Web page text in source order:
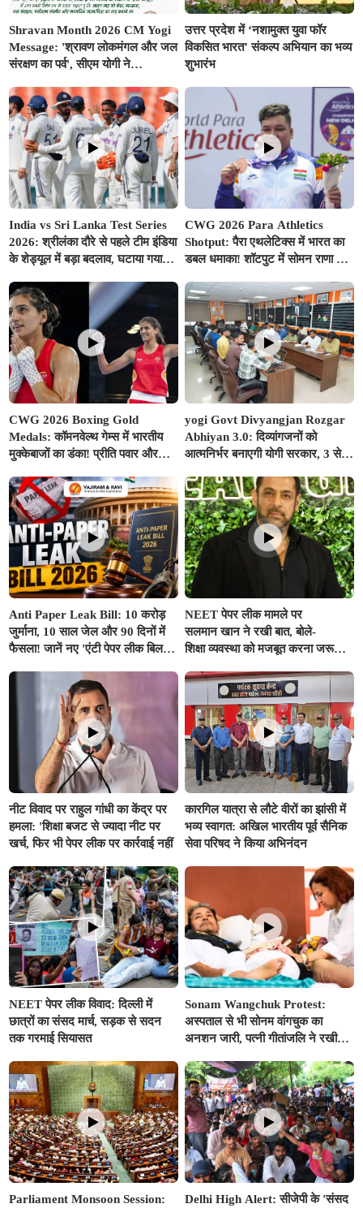
Shravan Month 2026 CM Yogi
Message: 'श्रावण लोकमंगल और जल
संरक्षण का पर्व', सीएम योगी ने
संदेश
उत्तर प्रदेश में ‘नशामुक्त युवा फॉर
विकसित भारत’ संकल्प अभियान का भव्य
शुभारंभ
India vs Sri Lanka Test Series
2026: श्रीलंका दौरे से पहले टीम इंडिया
के शेड्यूल में बड़ा बदलाव, घटाया गया
पर आई अच्छी खबर
CWG 2026 Para Athletics
Shotput: पैरा एथलेटिक्स में भारत का
डबल धमाका! शॉटपुट में सोमन राणा ने
सिल्वर
CWG 2026 Boxing Gold
Medals: कॉमनवेल्थ गेम्स में भारतीय
मुक्केबाजों का डंका! प्रीति पवार और
पदक
yogi Govt Divyangjan Rozgar
Abhiyan 3.0: दिव्यांगजनों को
आत्मनिर्भर बनाएगी योगी सरकार, 3 से
रोजगार शिविर
Anti Paper Leak Bill: 10 करोड़
जुर्माना, 10 साल जेल और 90 दिनों में
फैसला! जानें नए 'एंटी पेपर लीक बिल' से
NEET पेपर लीक मामले पर
सलमान खान ने रखी बात, बोले-
शिक्षा व्यवस्था को मजबूत करना जरूरी,
नीट विवाद पर राहुल गांधी का केंद्र पर
हमला: 'शिक्षा बजट से ज्यादा नीट पर
खर्च, फिर भी पेपर लीक पर कार्रवाई नहीं
कारगिल यात्रा से लौटे वीरों का झांसी में
भव्य स्वागत: अखिल भारतीय पूर्व सैनिक
सेवा परिषद ने किया अभिनंदन
NEET पेपर लीक विवाद: दिल्ली में
छात्रों का संसद मार्च, सड़क से सदन
तक गरमाई सियासत
Sonam Wangchuk Protest:
अस्पताल से भी सोनम वांगचुक का
अनशन जारी, पत्नी गीतांजलि ने रखी
Parliament Monsoon Session:
Delhi High Alert: सीजेपी के 'संसद